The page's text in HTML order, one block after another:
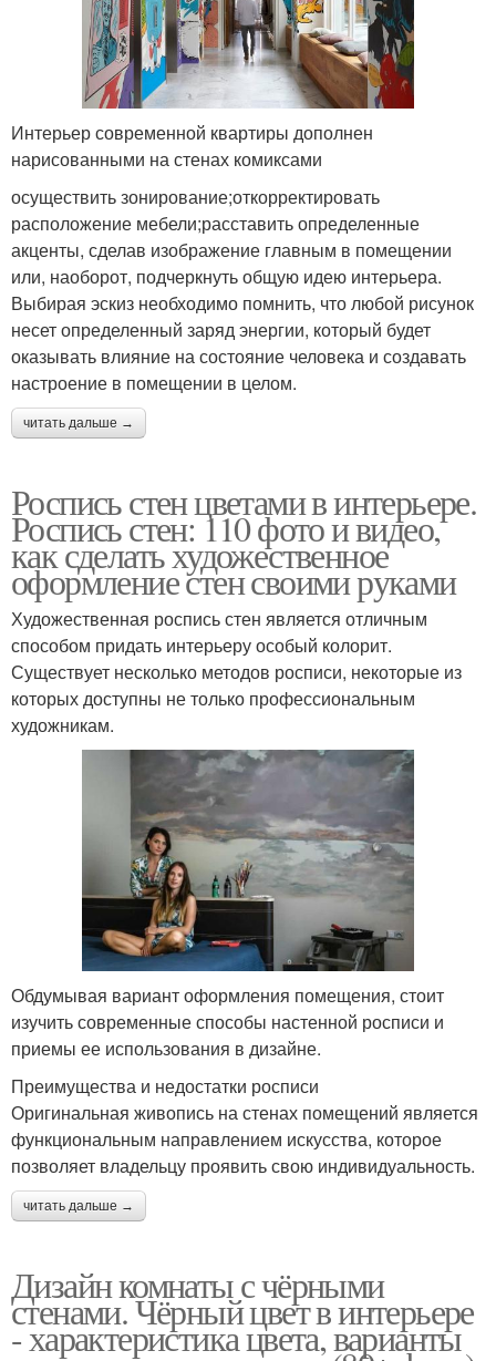
Интерьер современной квартиры дополнен
нарисованными на стенах комиксами
осуществить зонирование;откорректировать
расположение мебели;расставить определенные
акценты, сделав изображение главным в помещении
или, наоборот, подчеркнуть общую идею интерьера.
Выбирая эскиз необходимо помнить, что любой рисунок
несет определенный заряд энергии, который будет
оказывать влияние на состояние человека и создавать
настроение в помещении в целом.
читать дальше →
Роспись стен цветами в интерьере.
Роспись стен: 110 фото и видео,
как сделать художественное
оформление стен своими руками
Художественная роспись стен является отличным
способом придать интерьеру особый колорит.
Существует несколько методов росписи, некоторые из
которых доступны не только профессиональным
художникам.
Обдумывая вариант оформления помещения, стоит
изучить современные способы настенной росписи и
приемы ее использования в дизайне.
Преимущества и недостатки росписи
Оригинальная живопись на стенах помещений является
функциональным направлением искусства, которое
позволяет владельцу проявить свою индивидуальность.
читать дальше →
Дизайн комнаты с чёрными
стенами. Чёрный цвет в интерьере
- характеристика цвета, варианты